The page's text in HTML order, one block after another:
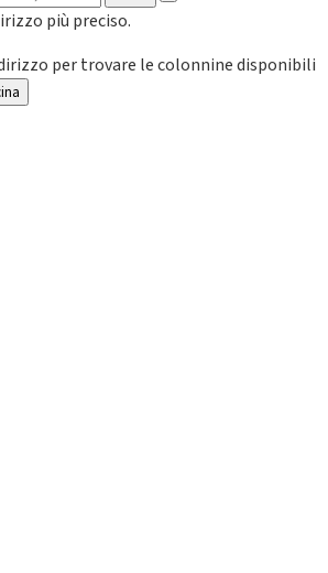
più preciso.
per trovare le colonnine disponibili